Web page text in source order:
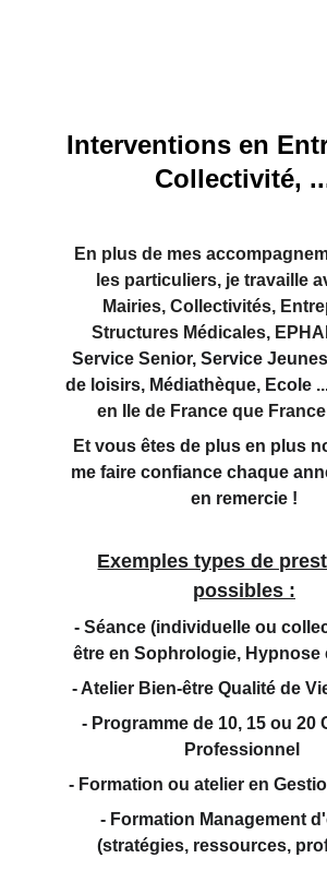
Interventions en
Collectivité,
En plus de mes
les particuliers, je travaille
Mairies, Collectivités,
Structures Médicales,
Service Senior, Service
de loisirs, Médiathèque, Ecole
en Ile de France que
Et vous êtes de plus en plus
me faire confiance chaque
en remercie !
Exemples types de
possibles :
- Séance (individuelle ou
être en Sophrologie, Hypnose
- Atelier Bien-être Qualité de
- Programme de 10, 15 ou 20
Professionnel
- Formation ou atelier en
- Formation Management
(stratégies, ressources,